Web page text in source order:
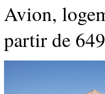
Avion,
partir de